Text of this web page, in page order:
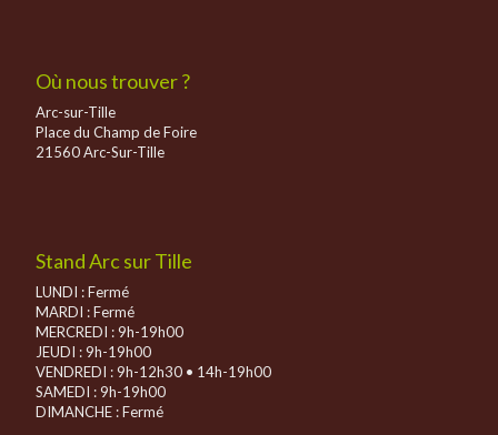
Où nous trouver ?
Arc-sur-Tille
Place du Champ de Foire
21560 Arc-Sur-Tille
Stand Arc sur Tille
LUNDI : Fermé
MARDI : Fermé
MERCREDI : 9h-19h00
JEUDI : 9h-19h00
VENDREDI : 9h-12h30 • 14h-19h00
SAMEDI : 9h-19h00
DIMANCHE :Fermé